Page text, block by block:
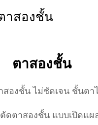
าสองชั้น
ตาสองชั้น
องชั้น ไม่ชัดเจน ชั้นตา
ดตาสองชั้น แบบเปิดแผ